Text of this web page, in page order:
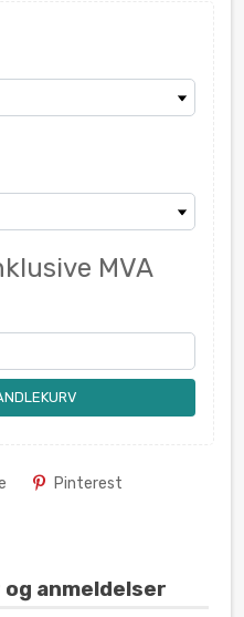
MVA
Pinterest
anmeldelser